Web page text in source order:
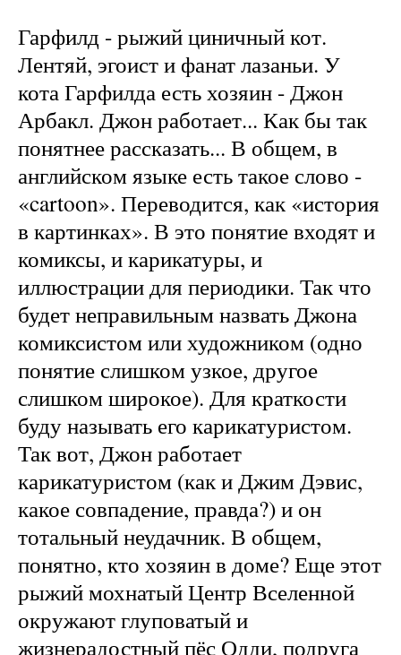
Гарфилд - рыжий циничный кот.
Лентяй, эгоист и фанат лазаньи. У
кота Гарфилда есть хозяин - Джон
Арбакл. Джон работает... Как бы так
понятнее рассказать... В общем, в
английском языке есть такое слово -
«cartoon». Переводится, как «история
в картинках». В это понятие входят и
комиксы, и карикатуры, и
иллюстрации для периодики. Так что
будет неправильным назвать Джона
комиксистом или художником (одно
понятие слишком узкое, другое
слишком широкое). Для краткости
буду называть его карикатуристом.
Так вот, Джон работает
карикатуристом (как и Джим Дэвис,
какое совпадение, правда?) и он
тотальный неудачник. В общем,
понятно, кто хозяин в доме? Еще этот
рыжий мохнатый Центр Вселенной
окружают глуповатый и
жизнерадостный пёс Одди, подруга